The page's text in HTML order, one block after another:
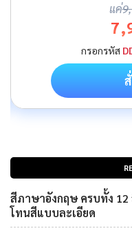
สีภาษาอังกฤษ ครบทั้ง
โทนสีแบบละเอียด
แค่
กรอกรหัส